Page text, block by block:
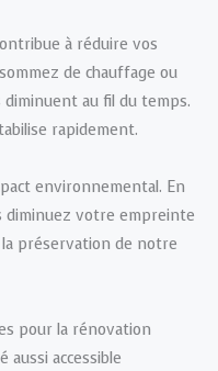
à réduire vos
de chauffage ou
au fil du temps.
rapidement.
environnemental. En
diminuez votre empreinte
préservation de notre
pour la rénovation
aussi accessible